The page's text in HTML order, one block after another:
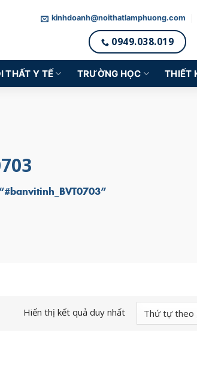
kinhdoanh@noithatlamphuong.com
0949.038.019
THẤT Y TẾ TRƯỜNG HỌC THIẾT
Hiển thị kết quả duy nhất